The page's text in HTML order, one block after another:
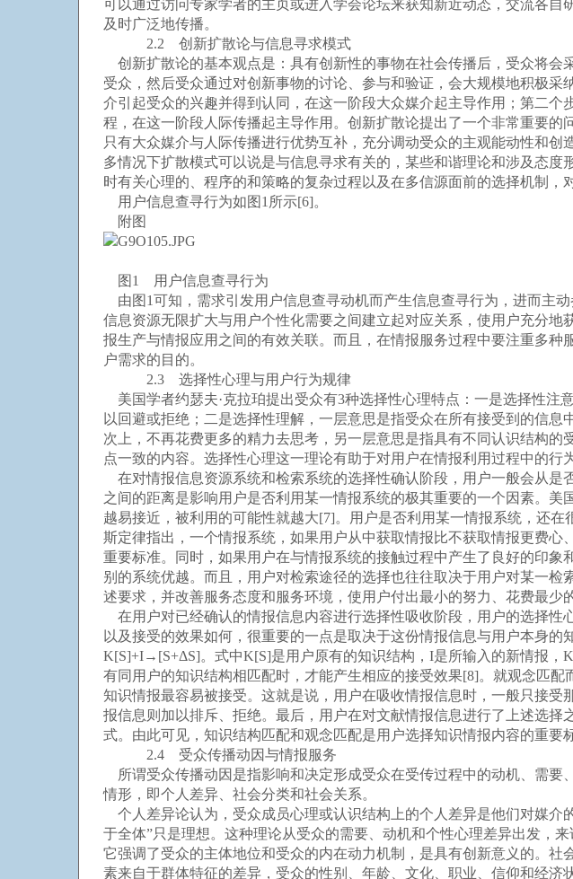
可以通过访问专家学者的主页或进入学会论坛来获知新近动态，交流各
及时广泛地传播。
2.2 创新扩散论与信息寻求模式
创新扩散论的基本观点是：具有创新性的事物在社会传播后，受众将会
受众，然后受众通过对创新事物的讨论、参与和验证，会大规模地积极
介引起受众的兴趣并得到认同，在这一阶段大众媒介起主导作用；第二
程，在这一阶段人际传播起主导作用。创新扩散论提出了一个非常重要
只有大众媒介与人际传播进行优势互补，充分调动受众的主观能动性和
多情况下扩散模式可以说是与信息寻求有关的，某些和谐理论和涉及态
时有关心理的、程序的和策略的复杂过程以及在多信源面前的选择机制，
用户信息查寻行为如图1所示[6]。
附图
图1 用户信息查寻行为
由图1可知，需求引发用户信息查寻动机而产生信息查寻行为，进而主
信息资源无限扩大与用户个性化需要之间建立起对应关系，使用户充分
报生产与情报应用之间的有效关联。而且，在情报服务过程中要注重多
户需求的目的。
2.3 选择性心理与用户行为规律
美国学者约瑟夫·克拉珀提出受众有3种选择性心理特点：一是选择性注
以回避或拒绝；二是选择性理解，一层意思是指受众在所有接受到的信
次上，不再花费更多的精力去思考，另一层意思是指具有不同认识结构
点一致的内容。选择性心理这一理论有助于对用户在情报利用过程中的行
在对情报信息资源系统和检索系统的选择性确认阶段，用户一般会从是
之间的距离是影响用户是否利用某一情报系统的极其重要的一个因素。
越易接近，被利用的可能性就越大[7]。用户是否利用某一情报系统，还
斯定律指出，一个情报系统，如果用户从中获取情报比不获取情报更费
重要标准。同时，如果用户在与情报系统的接触过程中产生了良好的印
别的系统优越。而且，用户对检索途径的选择也往往取决于用户对某一
述要求，并改善服务态度和服务环境，使用户付出最小的努力、花费最少
在用户对已经确认的情报信息内容进行选择性吸收阶段，用户的选择性
以及接受的效果如何，很重要的一点是取决于这份情报信息与用户本身
K[S]+I→[S+ΔS]。式中K[S]是用户原有的知识结构，I是所输入的新情报，
有同用户的知识结构相匹配时，才能产生相应的接受效果[8]。就观念匹
知识情报最容易被接受。这就是说，用户在吸收情报信息时，一般只接
报信息则加以排斥、拒绝。最后，用户在对文献情报信息进行了上述选
式。由此可见，知识结构匹配和观念匹配是用户选择知识情报内容的重要
2.4 受众传播动因与情报服务
所谓受众传播动因是指影响和决定形成受众在受传过程中的动机、需要
情形，即个人差异、社会分类和社会关系。
个人差异论认为，受众成员心理或认识结构上的个人差异是他们对媒介
于全体”只是理想。这种理论从受众的需要、动机和个性心理差异出发，
它强调了受众的主体地位和受众的内在动力机制，是具有创新意义的。社
素来自于群体特征的差异，受众的性别、年龄、文化、职业、信仰和经